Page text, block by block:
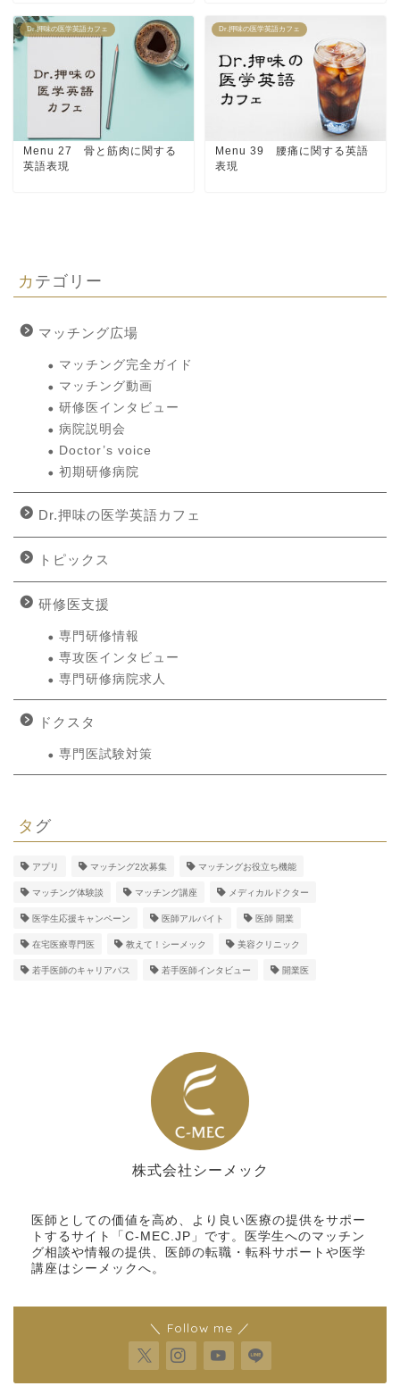
Dr.押味の医学英語カフェ
Menu 27 骨と筋肉に関する
英語表現
Dr.押味の医学英語カフェ
Menu 39 腰痛に関する英語
表現
カテゴリー
マッチング広場
マッチング完全ガイド
マッチング動画
研修医インタビュー
病院説明会
Doctor’s voice
初期研修病院
Dr.押味の医学英語カフェ
トピックス
研修医支援
専門研修情報
専攻医インタビュー
専門研修病院求人
ドクスタ
専門医試験対策
タグ
アプリ マッチング2次募集 マッチングお役立ち機能
マッチング体験談 マッチング講座 メディカルドクター
医学生応援キャンペーン 医師アルバイト 医師 開業
在宅医療専門医 教えて！シーメック 美容クリニック
若手医師のキャリアパス 若手医師インタビュー 開業医
株式会社シーメック
医師としての価値を高め、より良い医療の提供をサポー
トするサイト「C-MEC.JP」です。医学生へのマッチン
グ相談や情報の提供、医師の転職・転科サポートや医学
講座はシーメックへ。
＼ Follow me ／